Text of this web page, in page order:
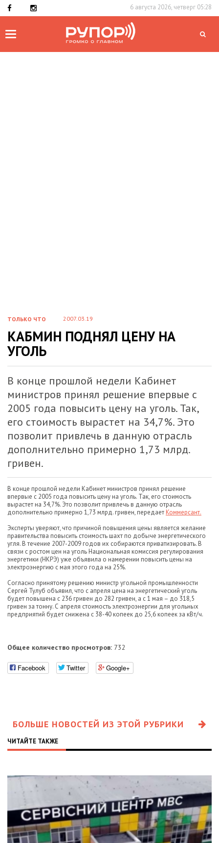
6 августа 2026, четверг 05:28
Toggle
ТОЛЬКО ЧТО 2007.03.19
КАБМИН ПОДНЯЛ ЦЕНУ НА
УГОЛЬ
В конце прошлой недели Кабинет
министров принял решение впервые с
2005 года повысить цену на уголь. Так,
его стоимость вырастет на 34,7%. Это
позволит привлечь в данную отрасль
дополнительно примерно 1,73 млрд.
гривен.
В конце прошлой недели Кабинет министров принял решение
впервые с 2005 года повысить цену на уголь. Так, его стоимость
вырастет на 34,7%. Это позволит привлечь в данную отрасль
дополнительно примерно 1,73 млрд. гривен, передаетКоммерсант.
Эксперты уверяют, что причиной повышения цены является желание
правительства повысить стоимость шахт по добыче энергетического
угля. В течение 2007-2009 годов их собираются приватизировать. В
связи с ростом цен на уголь Национальная комиссия регулирования
энергетики (НКРЭ) уже объявила о намерении повысить цены на
электроэнергию с мая этого года на 25%.
Согласно принятому решению министр угольной промышленности
Сергей Тулуб объявил, что с апреля цена на энергетический уголь
будет повышена с 236 гривен до 282 гривен, а с 1 мая – до 318,5
гривен за тонну. С апреля стоимость электроэнергии для угольных
предприятий будет снижена с 38-40 копеек до 25,6 копеек за кВт/ч.
Общее количество просмотров: 732
Facebook Twitter Google+
БОЛЬШЕ НОВОСТЕЙ ИЗ ЭТОЙ РУБРИКИ
ЧИТАЙТЕ ТАКЖЕ